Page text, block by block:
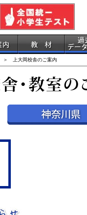
＞ 上大岡校舎のご案内